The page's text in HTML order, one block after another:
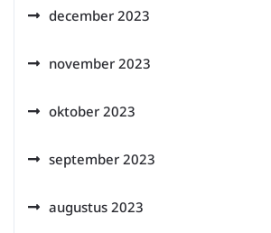
december 2023
november 2023
oktober 2023
september 2023
augustus 2023